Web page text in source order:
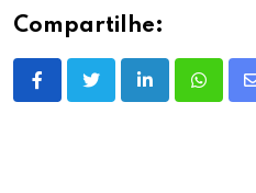
Compartilhe:
LinkedIn